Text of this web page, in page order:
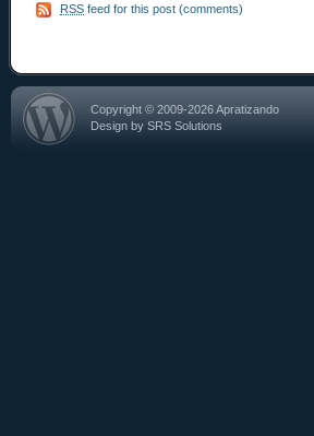
RSS feed for this post (comments)
Copyright © 2009-2026 Apratizando
Design by SRS Solutions